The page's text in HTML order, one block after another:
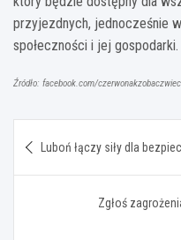
przyjezdnych, jednocześnie
społeczności i jej gospodarki.
Źródło: facebook.com/
wpisu
Luboń łączy siły dla
Zgłoś